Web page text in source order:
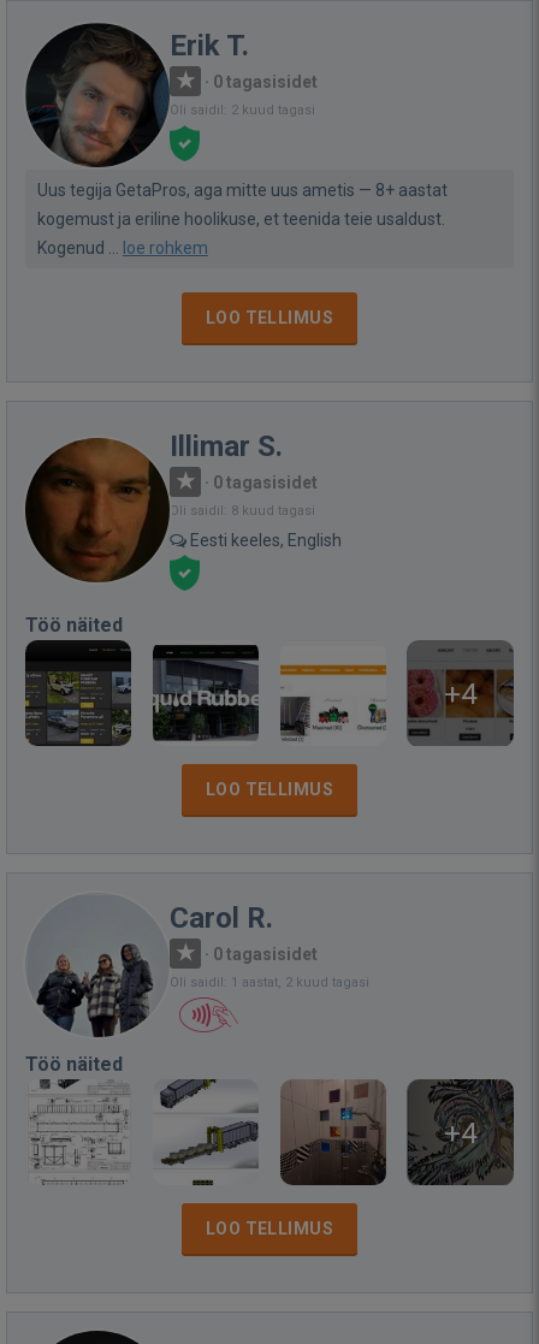
Erik T.
· 0 tagasisidet
Oli saidil: 2 kuud tagasi
Uus tegija GetaPros, aga mitte uus ametis — 8+ aastat
kogemust ja eriline hoolikuse, et teenida teie usaldust.
Kogenud ...
loe rohkem
LOO TELLIMUS
Illimar S.
· 0 tagasisidet
Oli saidil: 8 kuud tagasi
Eesti keeles, English
Töö näited
+4
LOO TELLIMUS
Carol R.
· 0 tagasisidet
Oli saidil: 1 aastat, 2 kuud tagasi
Töö näited
+4
LOO TELLIMUS